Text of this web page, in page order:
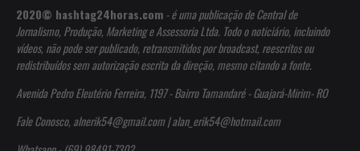
2020© hashtag24horas.com - é uma publicação de Central de
Jornalismo, Produção, Marketing e Assessoria Ltda. Todo o noticiário, incluindo
vídeos, não pode ser publicado, retransmitidos por broadcast, reescritos ou
redistribuídos sem autorização escrita da direção, mesmo citando a fonte.
Avenida Pedro Eleutério Ferreira, 1197 - Bairro Tamandaré - Guajará-Mirim- RO
Fale Conosco, alnerik54@gmail.com | alan_erik54@hotmail.com